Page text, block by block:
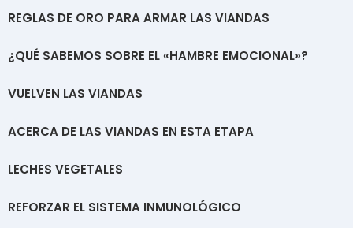
REGLAS DE ORO PARA ARMAR LAS VIANDAS
¿QUÉ SABEMOS SOBRE EL «HAMBRE EMOCIONAL»?
VUELVEN LAS VIANDAS
ACERCA DE LAS VIANDAS EN ESTA ETAPA
LECHES VEGETALES
REFORZAR EL SISTEMA INMUNOLÓGICO